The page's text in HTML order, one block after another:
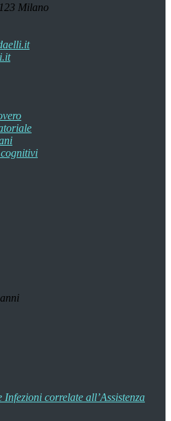
Milano
cognitivi
correlate all’Assistenza